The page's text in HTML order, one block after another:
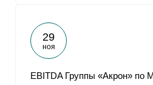
29
ноя
EBITDA Группы «Акрон» по